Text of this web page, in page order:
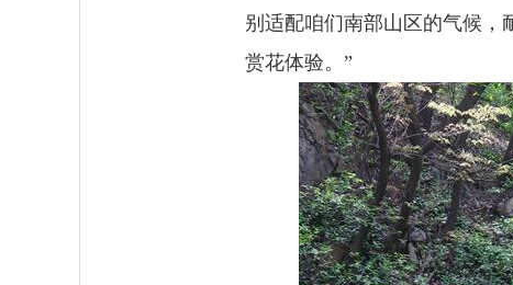
别适配咱们南部山区的气候，
赏花体验。”